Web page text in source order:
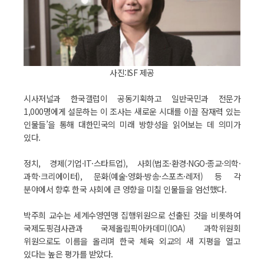
사진:ISF 제공
시사저널과 한국갤럽이 공동기획하고 일반국민과 전문가
1,000명에게 설문하는 이 조사는 새로운 시대를 이끌 잠재력 있는
인물들’을 통해 대한민국의 미래 방향성을 읽어보는 데 의미가
있다.
정치, 경제(기업·IT·스타트업), 사회(법조·환경·NGO·종교·의학·
과학·크리에이터), 문화(예술·영화·방송·스포츠·레저) 등 각
분야에서 향후 한국 사회에 큰 영향을 미칠 인물들을 엄선했다.
박주희 교수는 세계수영연맹 집행위원으로 선출된 것을 비롯하여
국제도핑검사관과 국제올림픽아카데미(IOA) 과학위원회
위원으로도 이름을 올리며 한국 체육 외교의 새 지평을 열고
있다는 높은 평가를 받았다.